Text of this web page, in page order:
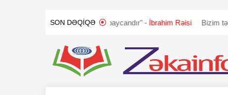
SON DƏQIQƏ
"Qarabağ Azərbaycandır" - İbrahim Rəisi Bizim təklifimiz